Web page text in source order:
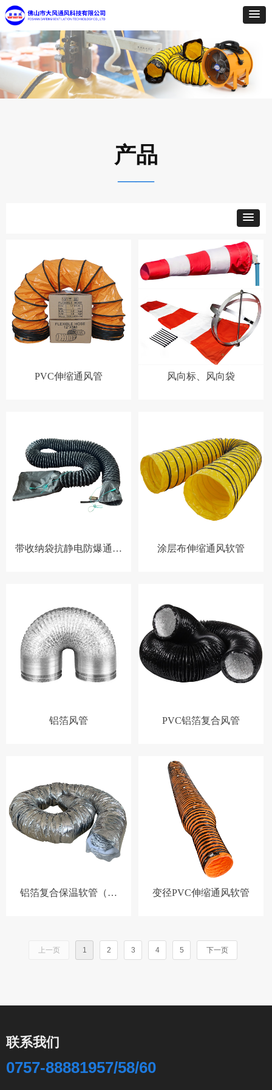
PVC伸缩通风管 风向标、风向袋
带收纳袋抗静电防爆通风
涂层布伸缩通风软管
铝箔风管 PVC铝箔复合风管
铝箔复合保温软管（白
变径PVC伸缩通风软管
上一页 1 2 3 4 5 下一页
产品
——
联系我们
0757-88881957/58/60